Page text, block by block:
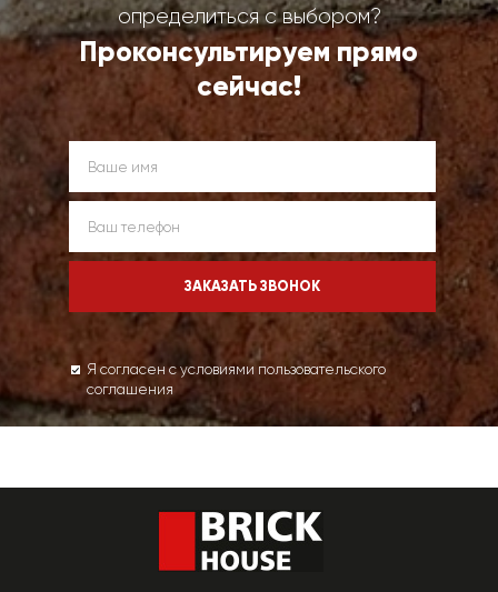
определиться с выбором?
Проконсультируем прямо
сейчас!
Я согласен с условиями пользовательского
соглашения